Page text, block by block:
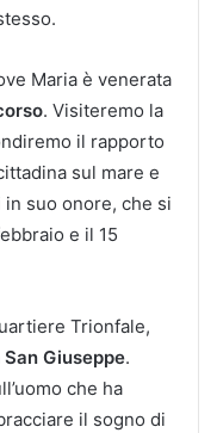
Maria è venerata
. Visiteremo la
il rapporto
sul mare e
suo onore, che si
e il 15
Trionfale,
San Giuseppe.
che ha
il sogno di